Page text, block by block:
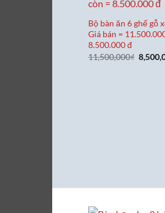
Bộ bàn ăn 6 ghế gỗ
Giá bán =
8.500.000 đ
11,500,000₫ Giá
gốc